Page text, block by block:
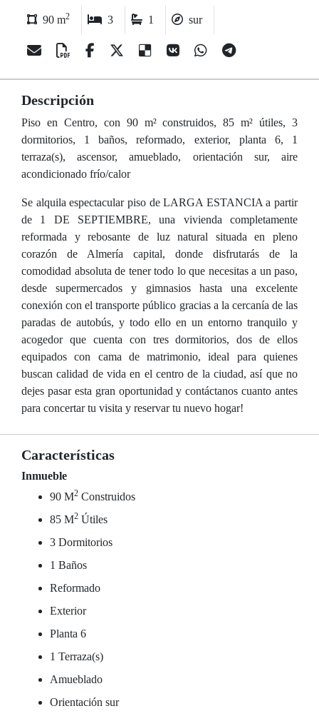
90 m2 3 1 sur
Descripción
Piso en Centro, con 90 m² construidos, 85 m² útiles, 3
dormitorios, 1 baños, reformado, exterior, planta 6, 1
terraza(s), ascensor, amueblado, orientación sur, aire
acondicionado frío/calor
Se alquila espectacular piso de LARGA ESTANCIA a partir
de 1 DE SEPTIEMBRE, una vivienda completamente
reformada y rebosante de luz natural situada en pleno
corazón de Almería capital, donde disfrutarás de la
comodidad absoluta de tener todo lo que necesitas a un paso,
desde supermercados y gimnasios hasta una excelente
conexión con el transporte público gracias a la cercanía de las
paradas de autobús, y todo ello en un entorno tranquilo y
acogedor que cuenta con tres dormitorios, dos de ellos
equipados con cama de matrimonio, ideal para quienes
buscan calidad de vida en el centro de la ciudad, así que no
dejes pasar esta gran oportunidad y contáctanos cuanto antes
para concertar tu visita y reservar tu nuevo hogar!
Características
Inmueble
90 M2 Construidos
85 M2 Útiles
3 Dormitorios
1 Baños
Reformado
Exterior
Planta 6
1 Terraza(s)
Amueblado
Orientación sur